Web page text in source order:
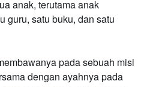
anak, terutama anak
guru, satu buku, dan satu
pada sebuah misi
dengan ayahnya pada